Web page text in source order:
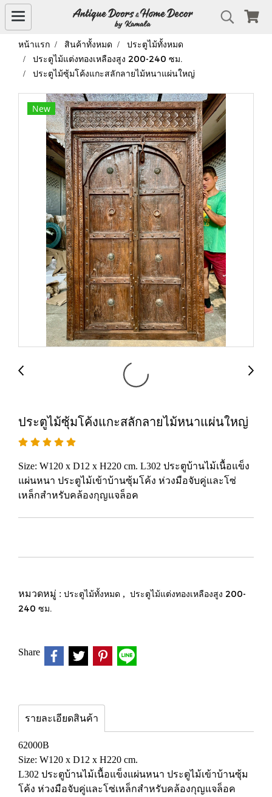
หน้าแรก สินค้าทั้งหมด
ประตูไม้ทั้งหมด
ประตูไม้แต่งทองเหลืองสูง 200-240 ซม.
ประตูไม้ซุ้มโค้งแกะสลักลายไม้หนาแผ่นใหญ่
New
ประตูไม้ซุ้มโค้งแกะสลักลายไม้หนาแผ่นใหญ่
Size: W120 x D12 x H220 cm. L302 ประตูบ้านไม้เนื้อแข็ง
แผ่นหนา ประตูไม้เข้าบ้านซุ้มโค้ง ห่วงมือจับคู่และโซ่
เหล็กสำหรับคล้องกุญแจล็อค
หมวดหมู่ : ประตูไม้ทั้งหมด , ประตูไม้แต่งทองเหลืองสูง 200-
240 ซม.
Share
รายละเอียดสินค้า
62000B
Size: W120 x D12 x H220 cm.
L302 ประตูบ้านไม้เนื้อแข็งแผ่นหนา ประตูไม้เข้าบ้านซุ้ม
โค้ง ห่วงมือจับคู่และโซ่เหล็กสำหรับคล้องกุญแจล็อค